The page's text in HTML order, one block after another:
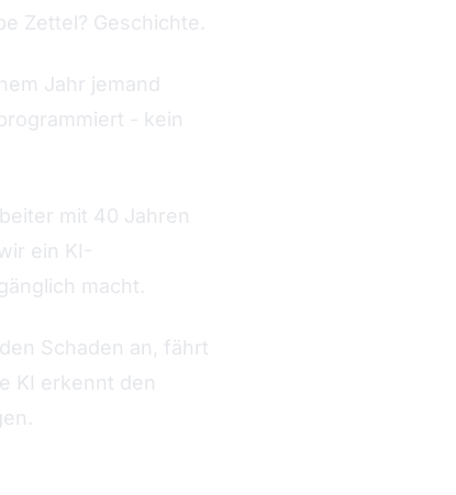
Zettel? Geschichte.
Jahr jemand
- kein
mit 40 Jahren
ein KI-
macht.
Schaden an, fährt
KI erkennt den